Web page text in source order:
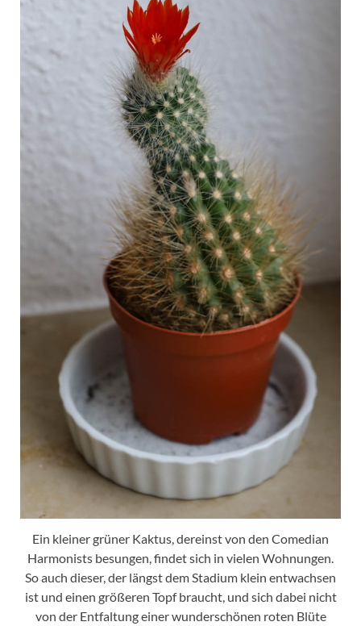
Ein kleiner grüner Kaktus, dereinst von den Comedian
Harmonists besungen, findet sich in vielen Wohnungen.
So auch dieser, der längst dem Stadium klein entwachsen
ist und einen größeren Topf braucht, und sich dabei nicht
von der Entfaltung einer wunderschönen roten Blüte